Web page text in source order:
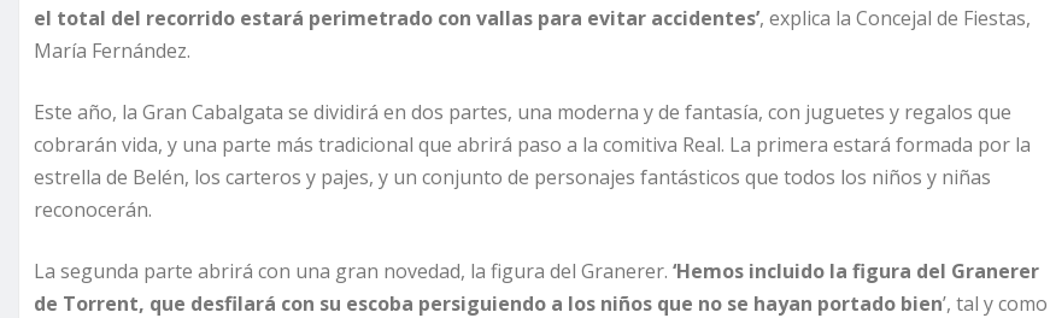
el total del recorrido estará perimetrado con vallas para evitar accidentes’, explica la Concejal de Fiestas,
María Fernández.
Este año, la Gran Cabalgata se dividirá en dos partes, una moderna y de fantasía, con juguetes y regalos que
cobrarán vida, y una parte más tradicional que abrirá paso a la comitiva Real. La primera estará formada por la
estrella de Belén, los carteros y pajes, y un conjunto de personajes fantásticos que todos los niños y niñas
reconocerán.
La segunda parte abrirá con una gran novedad, la figura del Granerer. ‘Hemos incluido la figura del Granerer
de Torrent, que desfilará con su escoba persiguiendo a los niños que no se hayan portado bien’, tal y como